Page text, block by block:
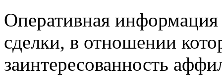
Оперативная
сделки, в отношении
заинтересованность